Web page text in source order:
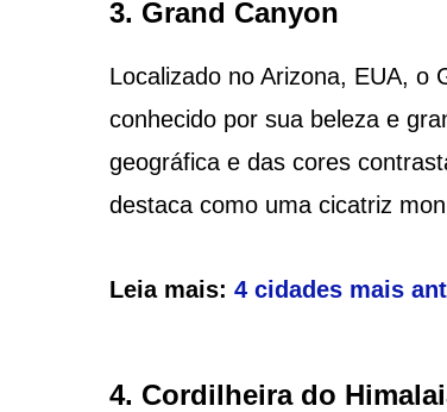
3. Grand Canyon
Localizado no Arizona, EUA, o
conhecido por sua beleza e
geográfica e das cores
destaca como uma cicatriz
Leia mais: 4 cidades mais
4. Cordilheira do